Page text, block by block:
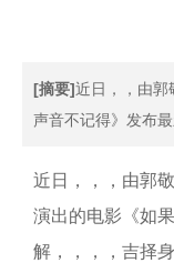
[摘要]近日，，由
声音不记得》发布
近日，，，由郭
演出的电影《如果
解，，，